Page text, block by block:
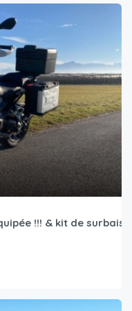
!!! & kit de